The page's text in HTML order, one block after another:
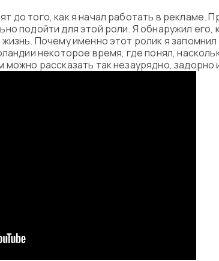
до того, как я начал работать в рекламе.
подойти для этой роли. Я обнаружил
Почему именно этот ролик я
некоторое время, где понял,
можно рассказать так незаурядно,